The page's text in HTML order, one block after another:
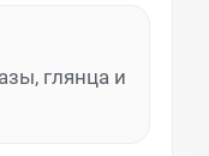
глянца и